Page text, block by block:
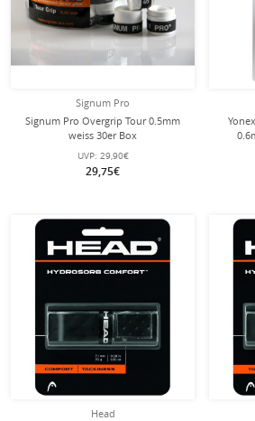
Signum Pro
Signum Pro Overgrip Tour 0.5mm
weiss 30er Box
UVP: 29,90€
29,75€
Head